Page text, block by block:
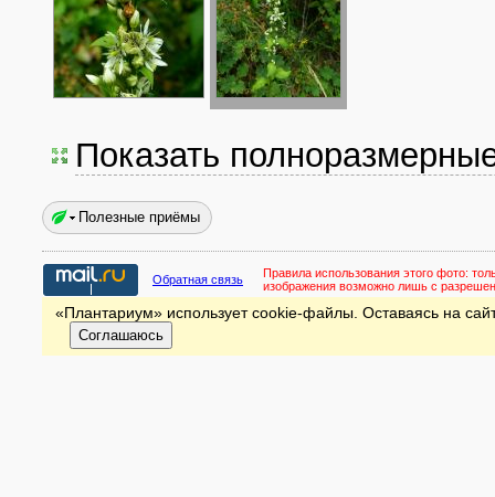
Показать
Полезные приёмы
Обратная связь Правила использования этого фото:
изображения возможно лишь с
«Плантариум» использует cookie-файлы. Оставаясь на
Соглашаюсь